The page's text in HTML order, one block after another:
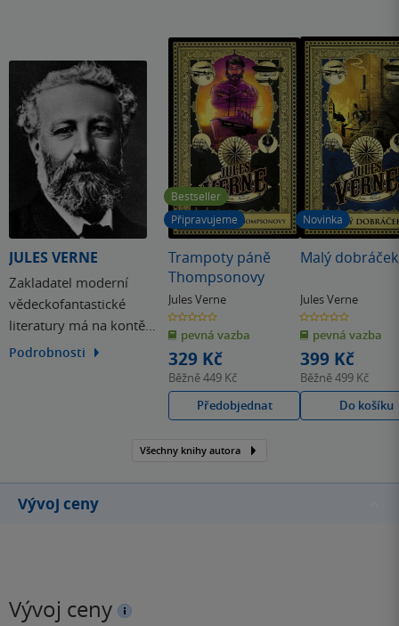
JULES VERNE
Zakladatel moderní
vědeckofantastické
literatury má na kontě
přes sedmdesát knih. S
Podrobnosti
Bestseller
Připravujeme
Trampoty páně
Thompsonovy
Jules Verne
0.0
z
5
hvězdiček
pevná vazba
329 Kč
Běžně449 Kč
Předobjednat
Novinka
Malý dobráček
Jules Verne
0.0
z
5
hvězdiček
pevná vazba
399 Kč
Běžně499 Kč
Do košíku
Všechny knihy autora
Vývoj ceny
Vývoj ceny